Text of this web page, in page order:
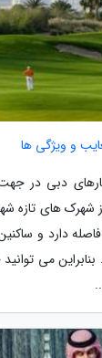
و ویژگی ها
دبی در
شهرک های تازه
ماشین فاصله دارد و
بنابراین می